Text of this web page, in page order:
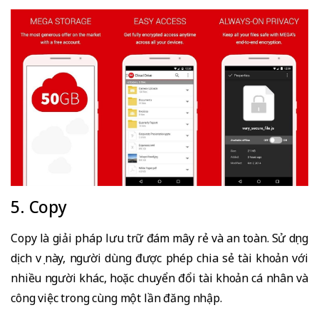
5. Copy
Copy là giải pháp lưu trữ đám mây rẻ và an toàn. Sử dụng
dịch vụ này, người dùng được phép chia sẻ tài khoản với
nhiều người khác, hoặc chuyển đổi tài khoản cá nhân và
công việc trong cùng một lần đăng nhập.